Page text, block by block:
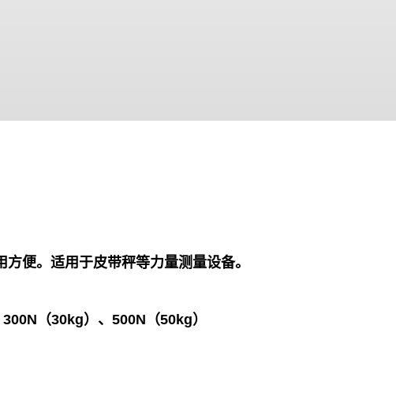
便。适用于皮带秤等力量测量设备。
（30kg）、500N（50kg）